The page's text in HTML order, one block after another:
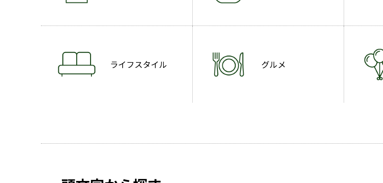
ライフスタイル グルメ